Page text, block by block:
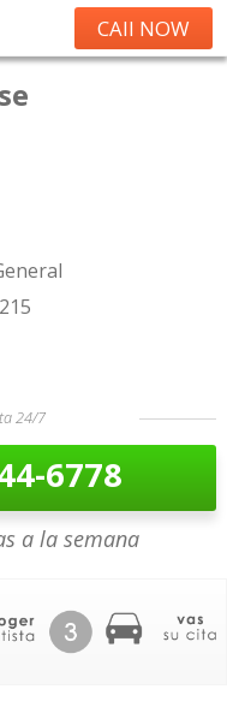
CAll NOW
24/7
6778
a la semana